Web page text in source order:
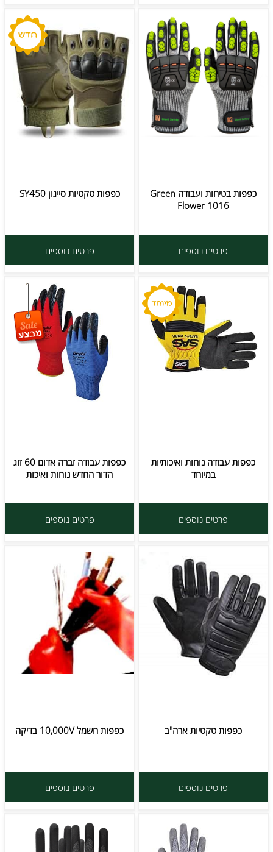
כפפות בטיחות ועבודה Green
Flower 1016
פרטים נוספים
כפפות טקטיות סייגון SY450
פרטים נוספים
כפפות עבודה נוחות ואיכותיות
במיוחד
פרטים נוספים
כפפות עבודה זברה אדום 60 זוג
הדור החדש נוחות ואיכות
פרטים נוספים
כפפות טקטיות ארה"ב
פרטים נוספים
כפפות חשמל 10,000V בדיקה
פרטים נוספים